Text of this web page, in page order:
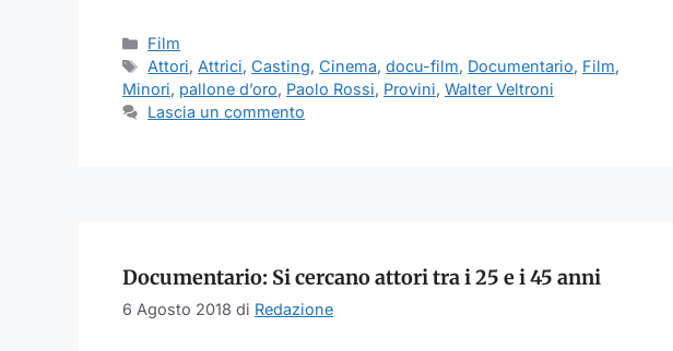
Categorie
Film
Tag
Attori, Attrici,Casting,Cinema,docu-film, Documentario, Film,
Minori, pallone d’oro, Paolo Rossi, Provini, Walter Veltroni
Lascia un commento
Documentario: Si cercano attori tra i 25 e i 45 anni
6 Agosto 2018 di Redazione